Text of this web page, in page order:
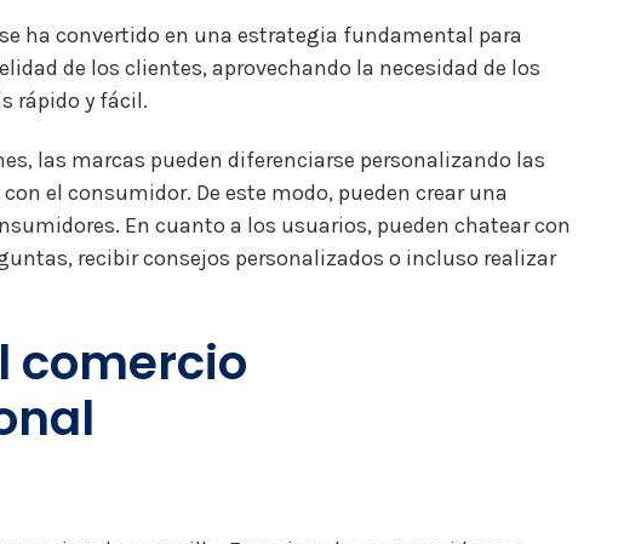
ha convertido en una estrategia fundamental para
de los clientes, aprovechando la necesidad de los
rápido y fácil.
las marcas pueden diferenciarse personalizando las
el consumidor. De este modo, pueden crear una
En cuanto a los usuarios, pueden chatear con
recibir consejos personalizados o incluso realizar
comercio